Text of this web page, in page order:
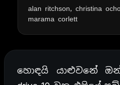
alan ritchson, christina
marama corlett
හොඳයි යාළුවනේ